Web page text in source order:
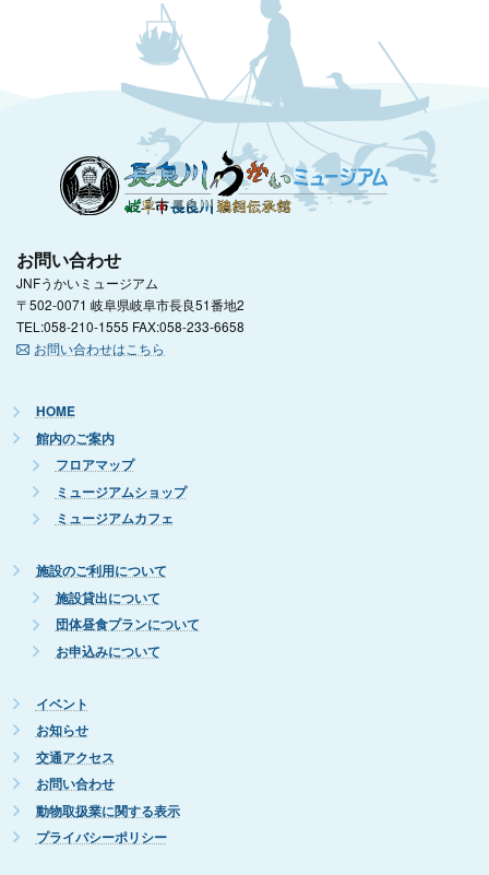
お問い合わせ
JNFうかいミュージアム
〒502-0071 岐阜県岐阜市長良51番地2
TEL:058-210-1555 FAX:058-233-6658
お問い合わせはこちら
HOME
館内のご案内
フロアマップ
ミュージアムショップ
ミュージアムカフェ
施設のご利用について
施設貸出について
団体昼食プランについて
お申込みについて
イベント
お知らせ
交通アクセス
お問い合わせ
動物取扱業に関する表示
プライバシーポリシー